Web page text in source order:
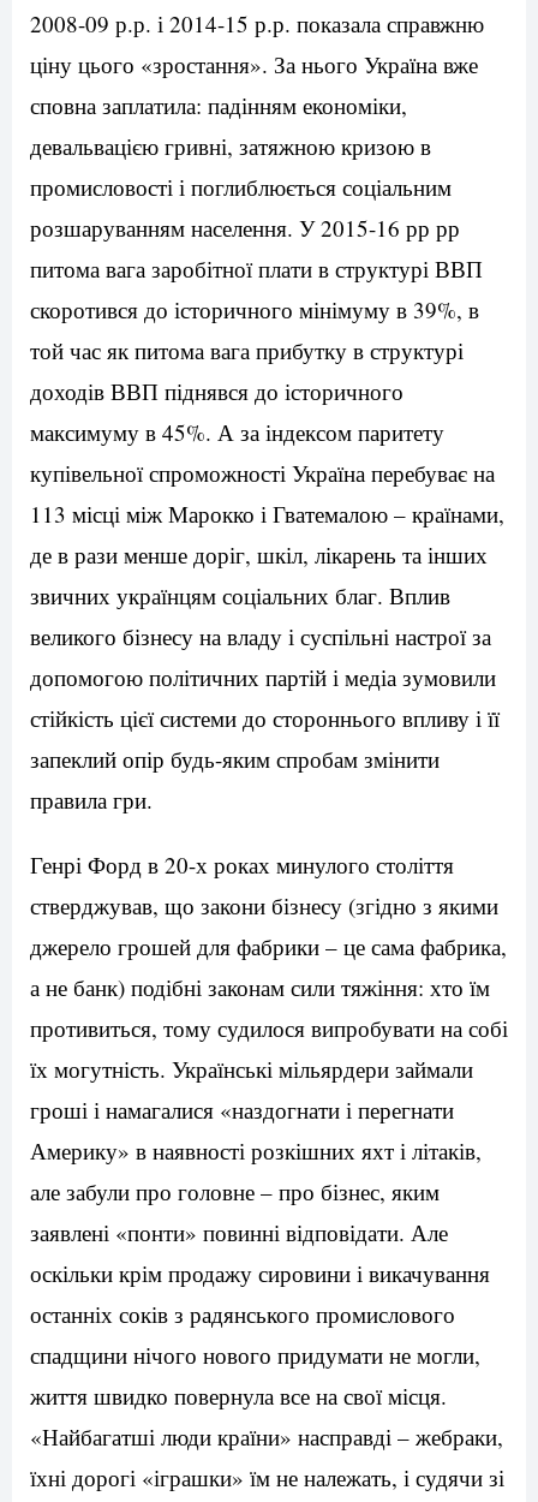
2008-09 р.р. і 2014-15 р.р. показала справжню
ціну цього «зростання». За нього Україна вже
сповна заплатила: падінням економіки,
девальвацією гривні, затяжною кризою в
промисловості і поглиблюється соціальним
розшаруванням населення. У 2015-16 рр рр
питома вага заробітної плати в структурі ВВП
скоротився до історичного мінімуму в 39%, в
той час як питома вага прибутку в структурі
доходів ВВП піднявся до історичного
максимуму в 45%. А за індексом паритету
купівельної спроможності Україна перебуває на
113 місці між Марокко і Гватемалою – країнами,
де в рази менше доріг, шкіл, лікарень та інших
звичних українцям соціальних благ. Вплив
великого бізнесу на владу і суспільні настрої за
допомогою політичних партій і медіа зумовили
стійкість цієї системи до стороннього впливу і її
запеклий опір будь-яким спробам змінити
правила гри.
Генрі Форд в 20-х роках минулого століття
стверджував, що закони бізнесу (згідно з якими
джерело грошей для фабрики – це сама фабрика,
а не банк) подібні законам сили тяжіння: хто їм
противиться, тому судилося випробувати на собі
їх могутність. Українські мільярдери займали
гроші і намагалися «наздогнати і перегнати
Америку» в наявності розкішних яхт і літаків,
але забули про головне – про бізнес, яким
заявлені «понти» повинні відповідати. Але
оскільки крім продажу сировини і викачування
останніх соків з радянського промислового
спадщини нічого нового придумати не могли,
життя швидко повернула все на свої місця.
«Найбагатші люди країни» насправді – жебраки,
їхні дорогі «іграшки» їм не належать, і судячи зі